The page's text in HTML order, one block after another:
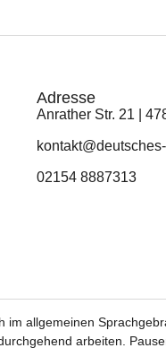
Adresse
Anrather Str. 21 |
02154 8887313
allgemeinen
arbeiten.